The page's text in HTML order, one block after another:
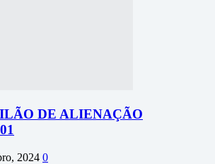
DE ALIENAÇÃO
2024 0